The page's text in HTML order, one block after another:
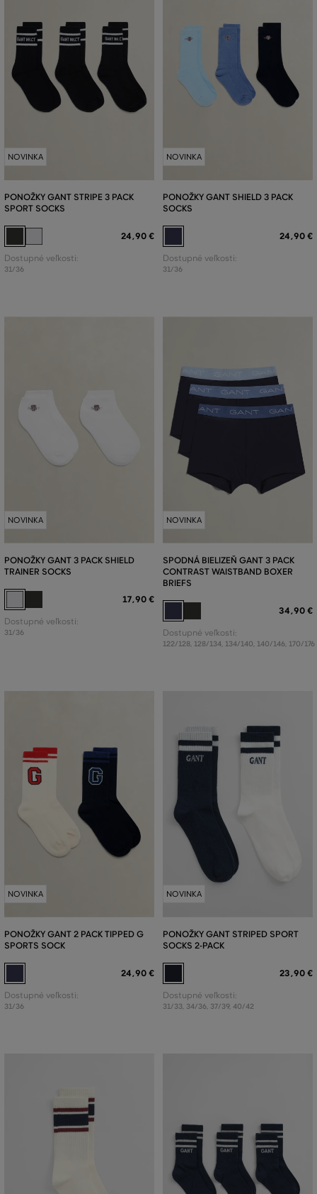
NOVINKA
PONOŽKY GANT STRIPE 3 PACK
SPORT SOCKS
24,90 €
Dostupné veľkosti:
31/36
NOVINKA
PONOŽKY GANT SHIELD 3 PACK
SOCKS
24,90 €
Dostupné veľkosti:
31/36
NOVINKA
PONOŽKY GANT 3 PACK SHIELD
TRAINER SOCKS
17,90 €
Dostupné veľkosti:
31/36
NOVINKA
SPODNÁ BIELIZEŇ GANT 3 PACK
CONTRAST WAISTBAND BOXER
BRIEFS
34,90 €
Dostupné veľkosti:
122/128, 128/134 134/140 140/146, 170/176
NOVINKA
PONOŽKY GANT 2 PACK TIPPED G
SPORTS SOCK
24,90 €
Dostupné veľkosti:
31/36
NOVINKA
PONOŽKY GANT STRIPED SPORT
SOCKS 2-PACK
23,90 €
Dostupné veľkosti:
31/33, 34/36, 37/39, 40/42